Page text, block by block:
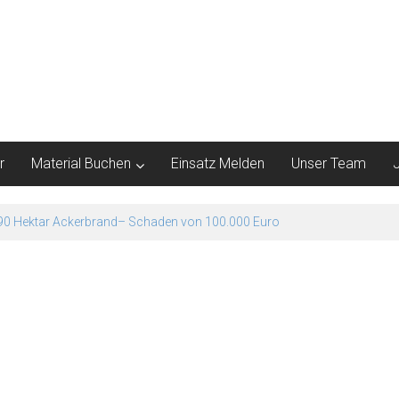
Material Buchen Einsatz Melden Unser Team